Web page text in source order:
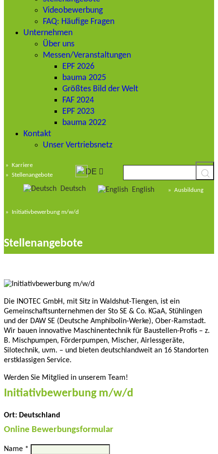
Videobewerbung
FAQ: Häufige Fragen
Unternehmen
Über uns
Messen/Veranstaltungen
EPF 2026
bauma 2025
Größtes Bild der Welt
FAF 2024
EPF 2023
bauma 2022
Kontakt
Unser Vertriebsnetz
DE
Deutsch English
» Karriere
» Stellenangebote
» Ausbildung
» Initiativbewerbung m/w/d
Stellenangebote
Die INOTEC GmbH, mit Sitz in Waldshut-Tiengen, ist ein
Gemeinschaftsunternehmen der Sto SE & Co. KGaA, Stühlingen
und der DAW SE (Deutsche Amphibolin-Werke), Ober-Ramstadt.
Wir bauen innovative Maschinentechnik für Baustellen-Profis – z.
B. Mischpumpen, Förderpumpen, Mischer, Airlessgeräte,
Silotechnik, uvm. – und bieten deutschlandweit an 16 Standorten
erstklassigen Service.
Werden Sie Mitglied in unserem Team!
Initiativbewerbung m/w/d
Ort: Deutschland
Online Bewerbungsformular
Name *